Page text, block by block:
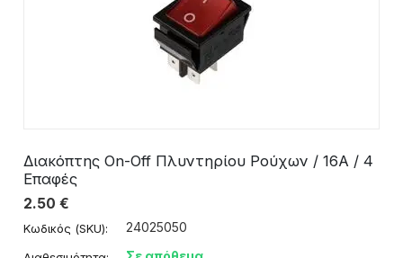
Διακόπτης On-Off Πλυντηρίου Ρούχων / 16A / 4
Eπαφές
2.50 €
Κωδικός (SKU): 24025050